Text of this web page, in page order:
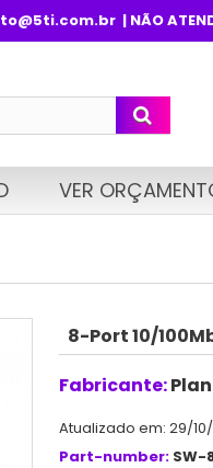
| NÃO
VER
8-Port 10/
Fabricante:
Atualizado em: 29/
Part-number: SW-